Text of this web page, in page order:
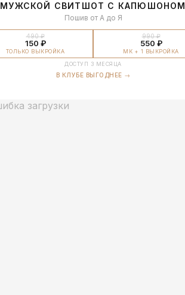
МУЖСКОЙ СВИТШОТ С КАПЮШОНОМ
Пошив от А до Я
490 ₽
150 ₽
ТОЛЬКО ВЫКРОЙКА
990 ₽
550 ₽
МК + 1 ВЫКРОЙКА
ДОСТУП 3 МЕСЯЦА
В КЛУБЕ ВЫГОДНЕЕ →